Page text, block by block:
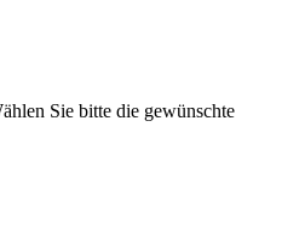
Sie bitte die gewünschte